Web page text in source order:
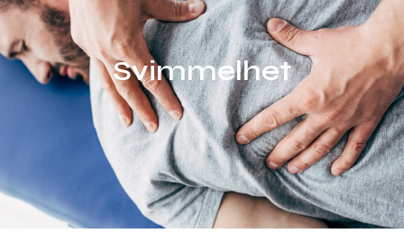
Svimmelhet